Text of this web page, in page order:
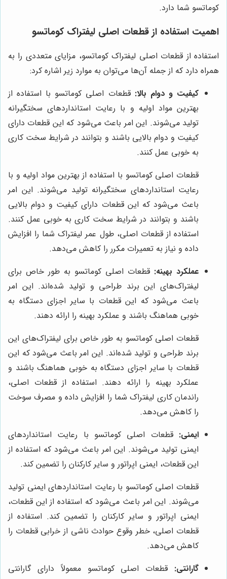
کوماتسو شما دارد.
اهمیت استفاده از قطعات اصلی لیفتراک کوماتسو
استفاده از قطعات اصلی لیفتراک کوماتسو، مزایای متعددی را به
همراه دارد که از جمله آن‌ها می‌توان به موارد زیر اشاره کرد:
کیفیت و دوام بالا: قطعات اصلی کوماتسو با استفاده از
بهترین مواد اولیه و با رعایت استانداردهای سختگیرانه
تولید می‌شوند. این امر باعث می‌شود که این قطعات دارای
کیفیت و دوام بالایی باشند و بتوانند در شرایط سخت کاری
به خوبی عمل کنند.
قطعات اصلی کوماتسو با استفاده از بهترین مواد اولیه و با
رعایت استانداردهای سختگیرانه تولید می‌شوند. این امر
باعث می‌شود که این قطعات دارای کیفیت و دوام بالایی
باشند و بتوانند در شرایط سخت کاری به خوبی عمل کنند.
استفاده از قطعات اصلی، طول عمر لیفتراک شما را افزایش
داده و نیاز به تعمیرات مکرر را کاهش می‌دهد.
عملکرد بهینه: قطعات اصلی کوماتسو به طور خاص برای
لیفتراک‌های این برند طراحی و تولید شده‌اند. این امر
باعث می‌شود که این قطعات با سایر اجزای دستگاه به
خوبی هماهنگ باشند و عملکرد بهینه را ارائه دهند.
قطعات اصلی کوماتسو به طور خاص برای لیفتراک‌های این
برند طراحی و تولید شده‌اند. این امر باعث می‌شود که این
قطعات با سایر اجزای دستگاه به خوبی هماهنگ باشند و
عملکرد بهینه را ارائه دهند. استفاده از قطعات اصلی،
راندمان کاری لیفتراک شما را افزایش داده و مصرف سوخت
را کاهش می‌دهد.
ایمنی: قطعات اصلی کوماتسو با رعایت استانداردهای
ایمنی تولید می‌شوند. این امر باعث می‌شود که استفاده از
این قطعات، ایمنی اپراتور و سایر کارکنان را تضمین کند.
قطعات اصلی کوماتسو با رعایت استانداردهای ایمنی تولید
می‌شوند. این امر باعث می‌شود که استفاده از این قطعات،
ایمنی اپراتور و سایر کارکنان را تضمین کند. استفاده از
قطعات اصلی، خطر وقوع حوادث ناشی از خرابی قطعات را
کاهش می‌دهد.
گارانتی: قطعات اصلی کوماتسو معمولاً دارای گارانتی